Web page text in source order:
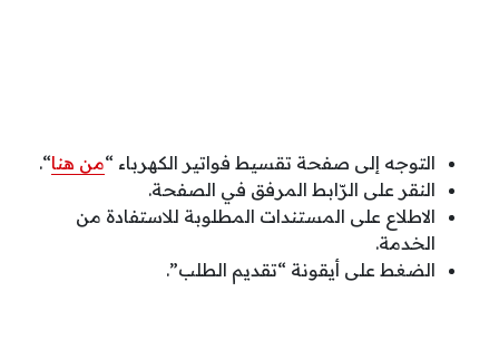
التوجه إلى صفحة تقسيط فواتير الكهرباء “من هنا“.
النقر على الرّابط المرفق في الصفحة.
الاطلاع على المستندات المطلوبة للاستفادة من
الخدمة.
الضغط على أيقونة “تقديم الطلب”.